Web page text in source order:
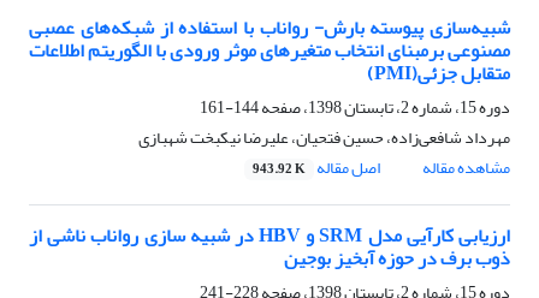
شبیه‌سازی پیوسته بارش- رواناب با استفاده از شبکه‌های عصبی
مصنوعی برمبنای انتخاب متغیرهای موثر ورودی با الگوریتم اطلاعات
متقابل جزئی(PMI)
دوره 15، شماره 2، تابستان 1398، صفحه
144-161
مهرداد شافعی‌زاده، حسین فتحیان، علیرضا نیکبخت شهبازی
مشاهده مقاله
اصل مقاله 943.92 K
ارزیابی کارآیی مدل SRM و HBV در شبیه سازی رواناب ناشی از
ذوب برف در حوزه آبخیز بوجین